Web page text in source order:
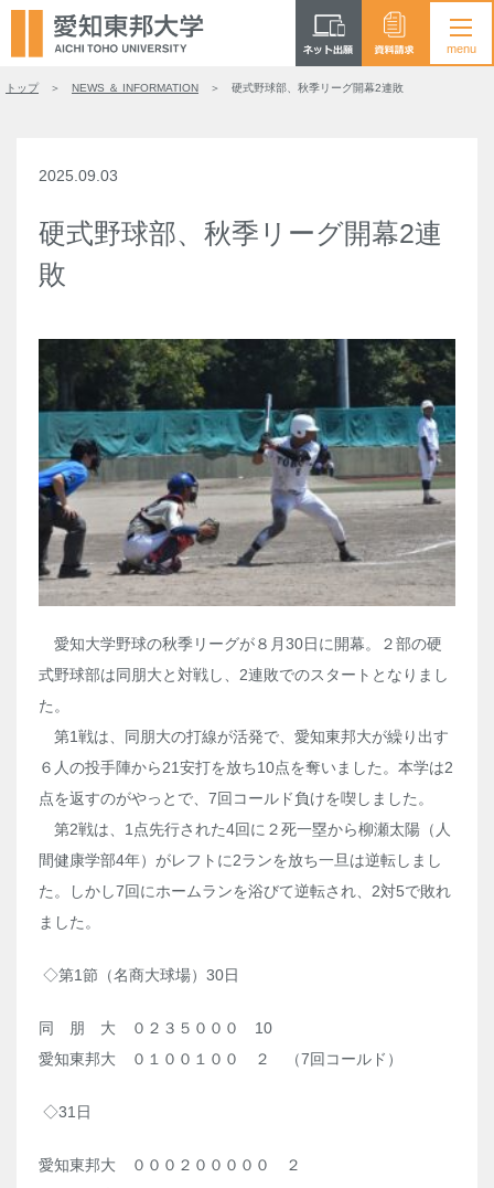
トップ NEWS ＆ INFORMATION 硬式野球部、秋季リーグ開幕2連敗
2025.09.03
硬式野球部、秋季リーグ開幕2連
敗
愛知大学野球の秋季リーグが８月30日に開幕。２部の硬
式野球部は同朋大と対戦し、 2連敗でのスタートとなりまし
た。
第1戦は、同朋大の打線が活発で、愛知東邦大が繰り出す
６人の投手陣から21安打を放ち10点を奪いました。本学は2
点を返すのがやっとで、 7回コールド負けを喫しました。
第2戦は、 1 点先行された4回に２死一塁から柳瀬太陽（人
間健康学部4年）がレフトに2ランを放ち一旦は逆転しまし
た。しかし7回にホームランを浴びて逆転され、 2対5で敗れ
ました。
◇第1節（名商大球場） 30日
同 朋 大 ０２３５０００ 10
愛知東邦大 ０１００１００ ２ （7回コールド）
◇31 日
愛知東邦大 ０００２０００００ ２